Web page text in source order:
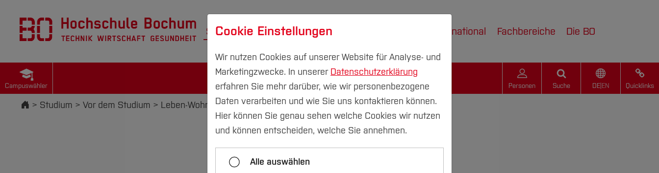
Studium Forschung & Transfer International Fachbereiche Die BO
Campuswähler Personen Suche DE| EN Quicklinks
Startseite
Studium Vor dem Studium Leben-Wohnen-Finanzieren Wohnen
Studi-Leben Wohnen Finanzierung
Cookie Einstellungen
Wir nutzen Cookies auf unserer Website für Analyse- und
Marketingzwecke. In unserer Datenschutzerklärung
erfahren Sie mehr darüber, wie wir personenbezogene
Daten verarbeiten und wie Sie uns kontaktieren können.
Hier können Sie genau sehen welche Cookies wir nutzen
und können entscheiden, welche Sie annehmen.
Alle auswählen